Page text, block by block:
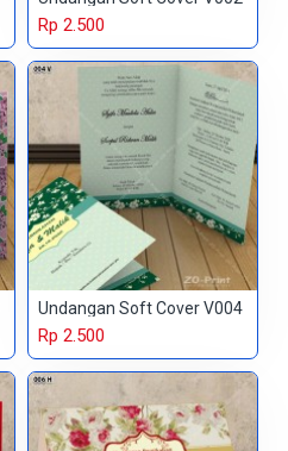
Rp 2.500
Undangan Soft Cover V004
Rp 2.500